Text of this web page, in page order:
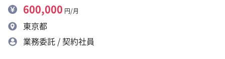
600,000 円/月
東京都
業務委託 / 契約社員